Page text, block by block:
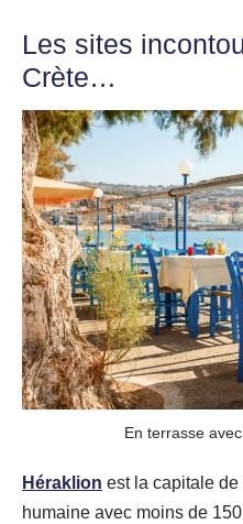
Les sites
Crète…
En terrasse
Héraklion est la capitale de
humaine avec moins de